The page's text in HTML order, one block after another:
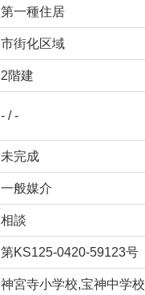
第一種住居
市街化区域
2階建
- / -
未完成
一般媒介
相談
第KS125-0420-59123号
神宮寺小学校,宝神中学校